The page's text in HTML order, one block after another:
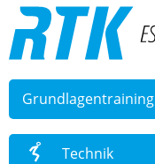
Grundlagen­training
Technik